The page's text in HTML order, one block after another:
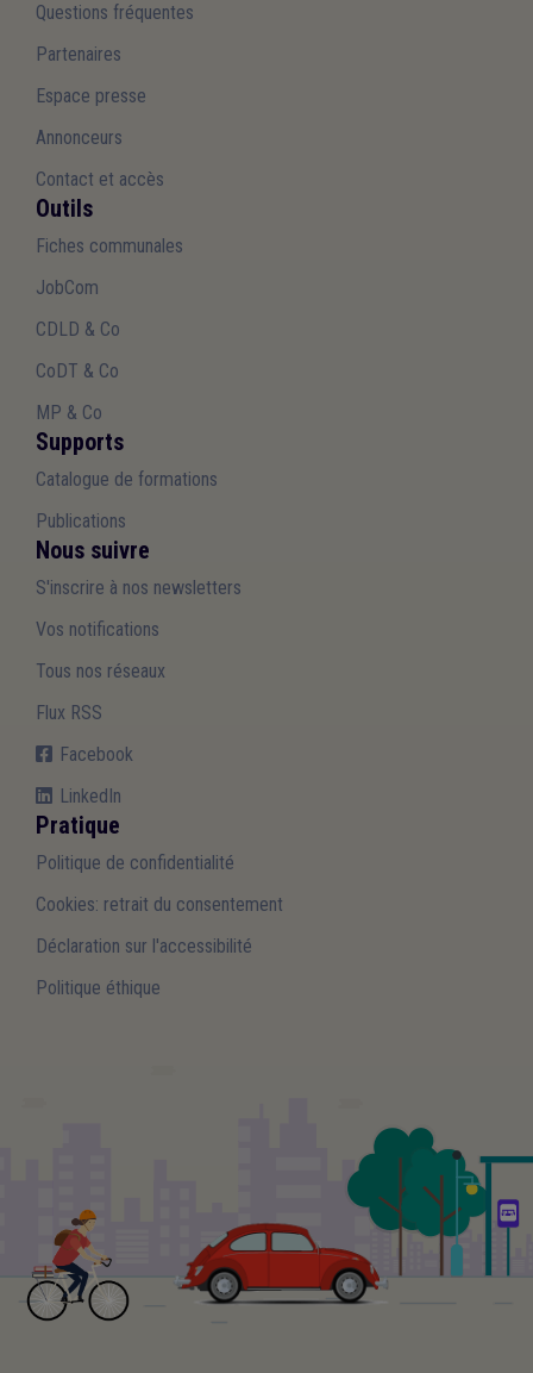
Questions fréquentes
Partenaires
Espace presse
Annonceurs
Contact et accès
Outils
Fiches communales
JobCom
CDLD & Co
CoDT & Co
MP & Co
Supports
Catalogue de formations
Publications
Nous suivre
S'inscrire à nos newsletters
Vos notifications
Tous nos réseaux
Flux RSS
Facebook
LinkedIn
Pratique
Politique de confidentialité
Cookies: retrait du consentement
Déclaration sur l'accessibilité
Politique éthique